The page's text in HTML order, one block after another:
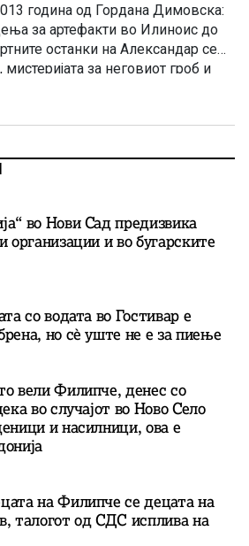
година од Гордана Димовска:
за артефакти во Илиноис до
останки на Александар се
мистеријата за неговиот гроб и
јавност. Овој текст се
и археолошки мистерии
во Нови Сад предизвика
организации и во бугарските
со водата во Гостивар е
но сè уште не е за пиење
вели Филипче, денес со
во случајот во Ново Село
и насилници, ова е
на Филипче се децата на
талогот од СДС исплива на